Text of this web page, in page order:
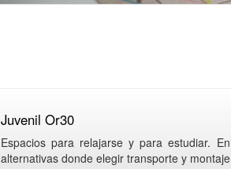
Juvenil Or30
Espacios para relajarse y para estudiar.
alternativas donde elegir transporte y